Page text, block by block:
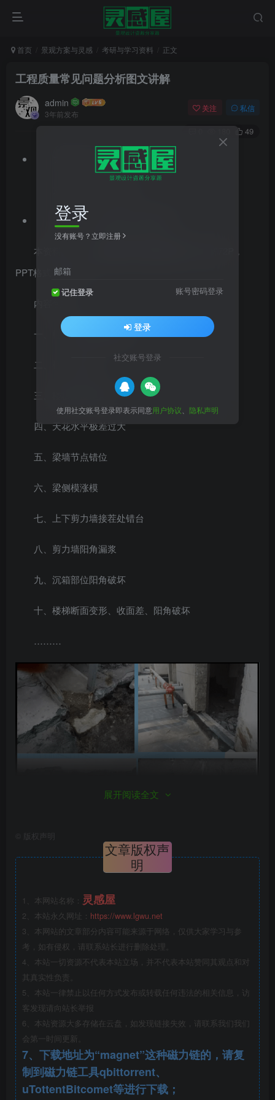
首页 景观方案与灵感 考研与学习资料 正文
工程质量常见问题分析图文讲解
admin
3年前发布
关注 私信
49
文件格式：ppt
资料类型：质量总结,质量培训
本资料为
图文讲解72P，
PPT格式，共72页。
内容包括：
一、柱、墙垂直度偏差大
二、柱、墙烂根
三、楼板厚度偏差大
四、天花水平极差过大
五、梁墙节点错位
六、梁侧模涨模
七、上下剪力墙接茬处错台
八、剪力墙阳角漏浆
九、沉箱部位阳角破坏
十、楼梯断面变形、收面差、阳角破坏
………
工程项目常见问题分析图文讲解.png
剪力墙侧边蜂窝.png
展开阅读全文
版权声明
文章版权声
明
1、本网站名称： 灵感屋
2、本站永久网址： https://www.lgwu.net
3、本网站的文章部分内容可能来源于网络，仅供大家学习与参
考，如有侵权，请联系站长进行删除处理。
4、本站一切资源不代表本站立场，并不代表本站赞同其观点和对
其真实性负责。
5、本站一律禁止以任何方式发布或转载任何违法的相关信息，访
客发现请向站长举报
6、本站资源大多存储在云盘，如发现链接失效，请联系我们我们
会第一时间更新。
7、下载地址为“magnet”这种磁力链的，请复
制到磁力链工具qbittorrent、
uTottentBitcomet等进行下载；
登录
没有账号？立即注册
邮箱
记住登录 账号密码登录
登录
社交账号登录
使用社交账号登录即表示同意用户协议 隐私声明